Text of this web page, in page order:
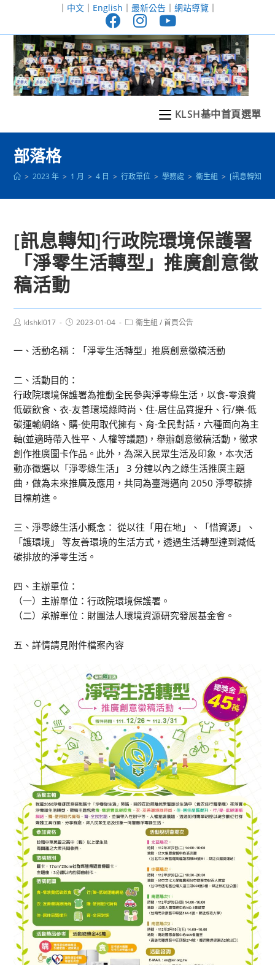
至
｜ 中文｜ English ｜ 最新公告｜ 網站導覽｜
KLSH基中首頁選單
部落格
> 2023 年 > 1 月 > 4 日 > 行政單位 > 學務處 > 衛生組 > [訊息轉知]行
[訊息轉知]行政院環境保護署
「淨零生活轉型」推廣創意徵
稿活動
Postklshkl017
Post2023-01-04
Post衛生組 / 首頁公告
一、活動名稱：「淨零生活轉型」推廣創意徵稿活動
二、活動目的：
行政院環境保護署為推動全民參與淨零綠生活，以食-零浪費
低碳飲食、衣-友善環境綠時尚、住-居住品質提升、行/樂-低
碳運輸網絡、購-使用取代擁有、育-全民對話，六種面向為主
軸(並適時帶入性平、人權等議題)，舉辦創意徵稿活動，徵求
創作推廣圖卡作品。此外，為深入民眾生活及印象，本次活
動亦徵選以「淨零綠生活」 3 分鐘以內之綠生活推廣主題
曲，做為未來推廣及應用，共同為臺灣邁向 2050 淨零碳排
目標前進。
三、淨零綠生活小概念： 從以往「用在地」、「惜資源」、
「護環境」 等友善環境的生活方式，透過生活轉型達到減低
碳排放的淨零生活。
四、主辦單位：
（一）主辦單位：行政院環境保護署。
（二）承辦單位：財團法人環境資源研究發展基金會。
五、詳情請見附件檔案內容